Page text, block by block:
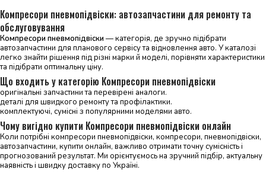
Компресори пневмопідвіски: автозапчастини для ремонту та
обслуговування
Компресори пневмопідвіски — категорія, де зручно підібрати
автозапчастини для планового сервісу та відновлення авто. У каталозі
легко знайти рішення під різні марки й моделі, порівняти характеристики
та підібрати оптимальну ціну.
Що входить у категорію Компресори пневмопідвіски
оригінальні запчастини та перевірені аналоги.
деталі для швидкого ремонту та профілактики.
комплектуючі, сумісні з популярними моделями авто.
Чому вигідно купити Компресори пневмопідвіски онлайн
Коли потрібні компресори пневмопідвіски, компресори, пневмопідвіски,
автозапчастини, купити онлайн, важливо отримати точну сумісність і
прогнозований результат. Ми орієнтуємось на зручний підбір, актуальну
наявність і швидку доставку по Україні.